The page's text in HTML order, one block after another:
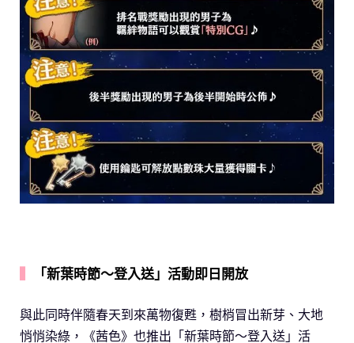
「新葉時節～登入送」活動即日開放
與此同時伴隨春天到來萬物復甦，樹梢冒出新芽、大地
悄悄染綠，《茜色》也推出「新葉時節～登入送」活